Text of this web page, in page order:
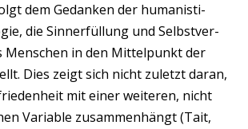
dem Gedan­ken der huma­nis­ti­
die Sinn­erfül­lung und Selbst­ver­
Men­schen in den Mit­tel­punkt der
Dies zeigt sich nicht zuletzt dar­an,
mit einer wei­te­ren, nicht
Varia­ble zusam­men­hängt (Tait,